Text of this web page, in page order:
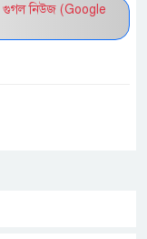
গুগল নিউজ (Google